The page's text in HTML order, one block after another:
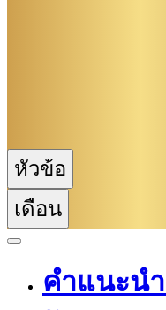
หัวข้อ
เดือน
คำแนะน